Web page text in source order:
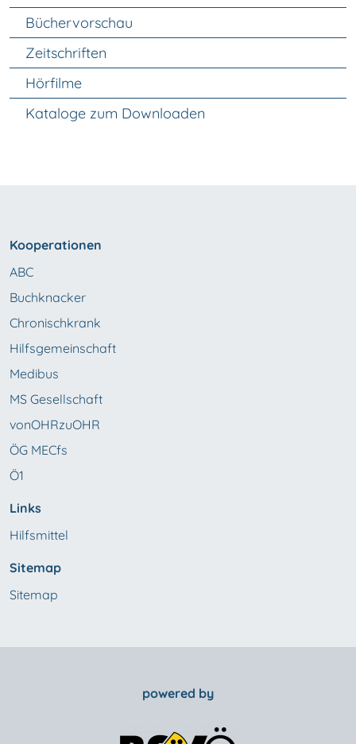
Unter Navigation
Büchervorschau
Zeitschriften
Hörfilme
Kataloge zum Downloaden
Kooperationen
ABC
Buchknacker
Chronischkrank
Hilfsgemeinschaft
Medibus
MS Gesellschaft
vonOHRzuOHR
ÖG MECfs
Ö1
Links
Hilfsmittel
Sitemap
Sitemap
powered by